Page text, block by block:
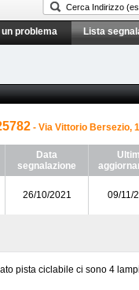
problema Lista
- Via Vittorio Bersezio,
Data
segnalazione
26/10/2021 09/11/
pista ciclabile ci sono 4